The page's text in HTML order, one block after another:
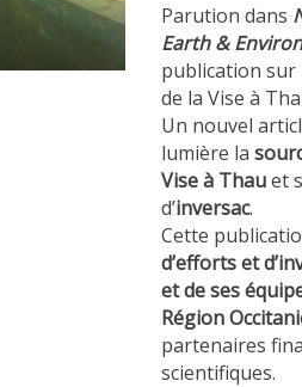
Parution dans
Earth &
publication sur
de la Vise à
Un nouvel
lumière la
Vise à Thauet
d’inversac.
Cette
d’efforts et
et de ses
Région
partenaires
scientifiques.